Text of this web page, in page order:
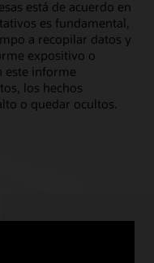
está de acuerdo en
es fundamental,
a recopilar datos y
expositivo o
este informe
los hechos
o quedar ocultos.